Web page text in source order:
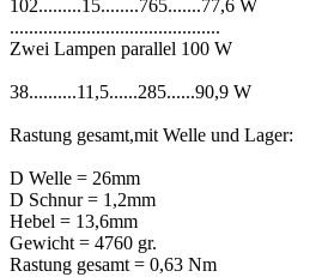
102.........15........765.......77,6 W
............................................
Zwei Lampen parallel 100 W
38..........11,5......285......90,9 W
Rastung gesamt,mit Welle und Lager:
D Welle = 26mm
D Schnur = 1,2mm
Hebel = 13,6mm
Gewicht = 4760 gr.
Rastung gesamt = 0,63 Nm